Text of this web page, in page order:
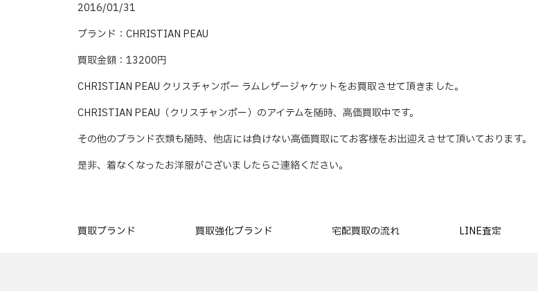
2016/01/31
ブランド：CHRISTIAN PEAU
買取金額：13200円
CHRISTIAN PEAU クリスチャンポー ラムレザージャケットをお買取させて頂きました。
CHRISTIAN PEAU（クリスチャンポー）のアイテムを随時、高価買取中です。
その他のブランド衣類も随時、他店には負けない高価買取にてお客様をお出迎えさせて頂いております。
是非、着なくなったお洋服がございましたらご連絡ください。
買取ブランド 買取強化ブランド 宅配買取の流れ LINE査定